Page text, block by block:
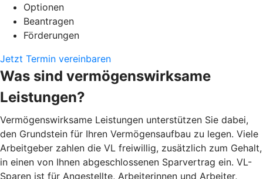
Optionen
Beantragen
Förderungen
Jetzt Termin vereinbaren
Was sind vermögenswirksame
Leistungen?
Vermögenswirksame Leistungen unterstützen Sie dabei,
den Grundstein für Ihren Vermögensaufbau zu legen. Viele
Arbeitgeber zahlen die VL freiwillig, zusätzlich zum Gehalt,
in einen von Ihnen abgeschlossenen Sparvertrag ein. VL-
Sparen ist für Angestellte, Arbeiterinnen und Arbeiter,